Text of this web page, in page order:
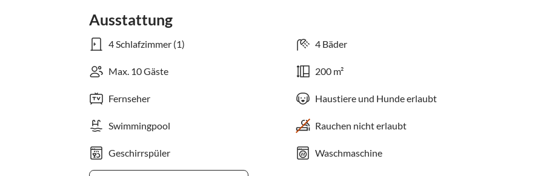
Ausstattung
4 Schlafzimmer (1) 4 Bäder
Max. 10 Gäste 200 m²
Fernseher Haustiere und Hunde erlaubt
Swimmingpool Rauchen nicht erlaubt
Geschirrspüler Waschmaschine